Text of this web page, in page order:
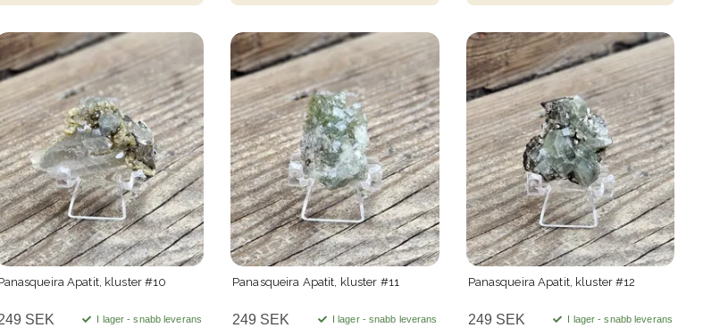
Apatit, kluster #10
SEK I lager - snabb leverans
Panasqueira Apatit, kluster #11
249 SEK I lager - snabb leverans
Panasqueira Apatit, kluster #12
249 SEK I lager - snabb leverans